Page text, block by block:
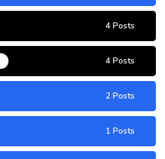
4 Posts
4 Posts
2 Posts
1 Posts